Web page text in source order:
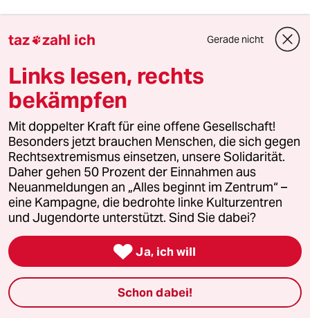
B BlauerMond
Ach, jetzt plötzlich?
Vorher war es aber nie ein Problem und wurde
nie diskutiert, dass der Satz "you cannot be
racist against white people" oder seine
deutsche Entsprechung immer weiter
verbreitet und zementiert wurde.
Diese gesamte Diskurs erscheint von vielen
Seiten derart schematisch geführt zu werden,
dass es oft vordergründig nur noch um
Diskussionen geht und nicht mehr um
individuelles Leid.
Vielleicht sollten wir aufhören, von Rassismus
in der Weise zu reden, dass sich immer einer
verteidigen muss oder sich herabgesetzt fühlt
ob seiner Identität als Mehrheitsangehöriger
taz zahl ich Gerade nicht
Links lesen, rechts
bekämpfen
Mit doppelter Kraft für eine offene Gesellschaft!
Besonders jetzt brauchen Menschen, die sich gegen
Rechtsextremismus einsetzen, unsere Solidarität.
Daher gehen 50 Prozent der Einnahmen aus
Neuanmeldungen an „Alles beginnt im Zentrum“ –
eine Kampagne, die bedrohte linke Kulturzentren
und Jugendorte unterstützt. Sind Sie dabei?
 Ja, ich will
Schon dabei!